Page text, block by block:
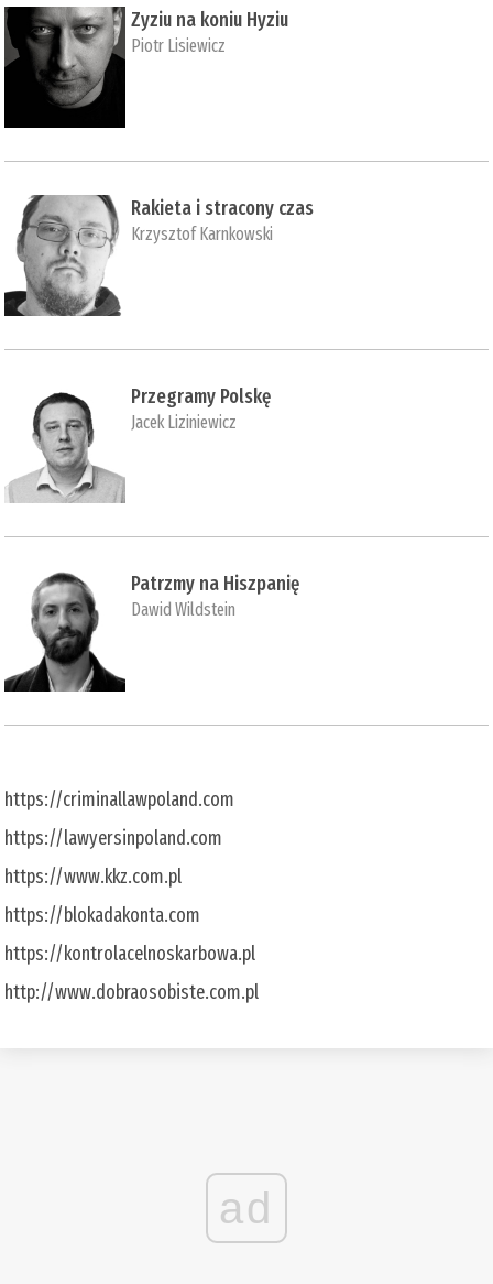
Zyziu na koniu Hyziu
Piotr Lisiewicz
Rakieta i stracony czas
Krzysztof Karnkowski
Przegramy Polskę
Jacek Liziniewicz
Patrzmy na Hiszpanię
Dawid Wildstein
https://criminallawpoland.com
https://lawyersinpoland.com
https://www.kkz.com.pl
https://blokadakonta.com
https://kontrolacelnoskarbowa.pl
http://www.dobraosobiste.com.pl
ad